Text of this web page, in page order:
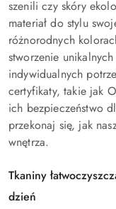
szenili czy skóry
materiał do stylu
różnorodnych
stworzenie
indywidualnych
certyfikaty, takie jak
ich bezpieczeństwo
przekonaj się, jak
wnętrza.
Tkaniny
dzień